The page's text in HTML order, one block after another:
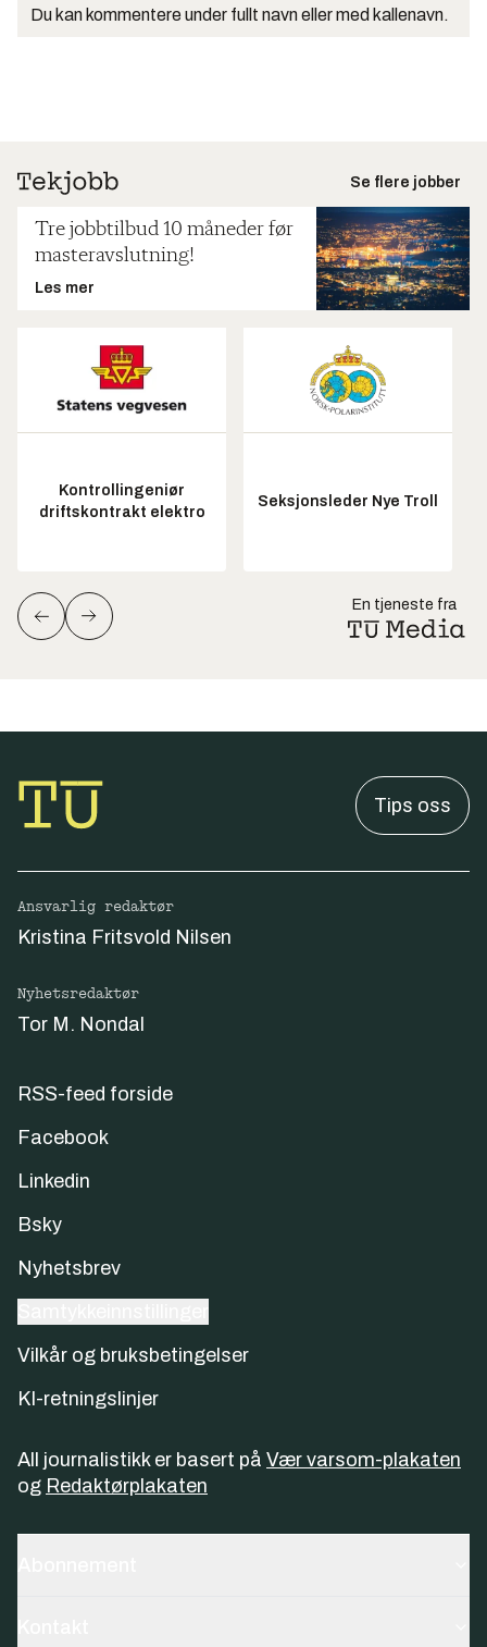
Du kan kommentere under fullt navn eller med kallenavn.
Se flere jobber
Tre jobbtilbud 10 måneder før
masteravslutning!
Les mer
Kontrollingeniør
driftskontrakt elektro
Seksjonsleder Nye Troll
En tjeneste fra
Tips oss
Ansvarlig redaktør
Kristina Fritsvold Nilsen
Nyhetsredaktør
Tor M. Nondal
RSS-feed forside
Facebook
Linkedin
Bsky
Nyhetsbrev
Vilkår og bruksbetingelser
KI-retningslinjer
All journalistikk er basert på Vær varsom-plakaten
og Redaktørplakaten